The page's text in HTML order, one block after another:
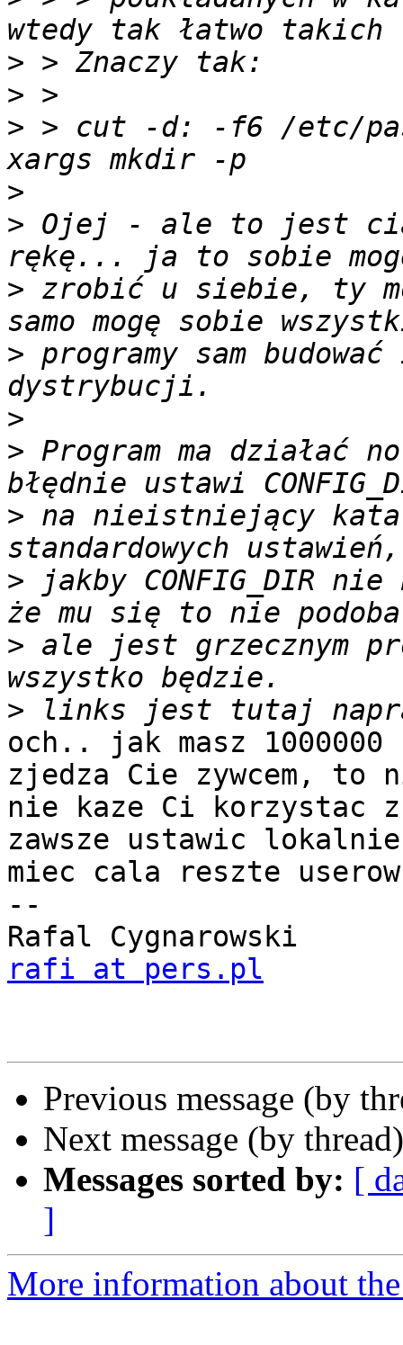
>
>
> > cut -d: -f6 /etc/
>
> Ojej - ale to jest
> zrobić u siebie, ty
> programy sam
>
> Program ma działać
> na nieistniejący
> jakby CONFIG_DIR
> ale jest grzecznym
>
och.. jak masz
zjedza Cie zywcem, to
nie kaze Ci korzystac z
zawsze ustawic
miec cala reszte
--
rafi at pers.pl
Previous message (by
Next message (by
Messages sorted by: [
]
More information about